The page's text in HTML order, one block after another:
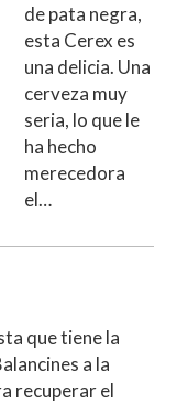
de pata negra,
esta Cerex es
una delicia. Una
cerveza muy
seria, lo que le
ha hecho
merecedora
el…
que tiene la
a la
recuperar el